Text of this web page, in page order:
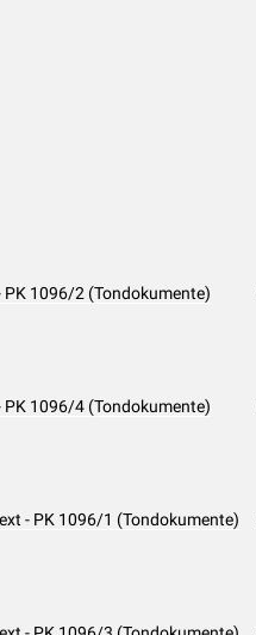
1096/2 (Tondokumente)
1096/4 (Tondokumente)
- PK 1096/1 (Tondokumente)